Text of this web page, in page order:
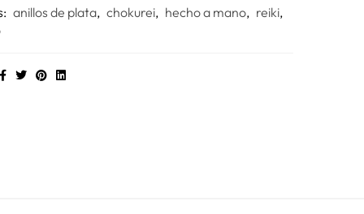
anillos de plata, chokurei, hecho a mano, reiki,